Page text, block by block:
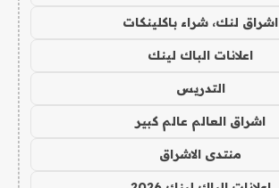
اشراق لنك، شراء باكلينكات
اعلانات الباك لينك
التدريس
اشراق العالم عالم كبير
منتدى الاشراق